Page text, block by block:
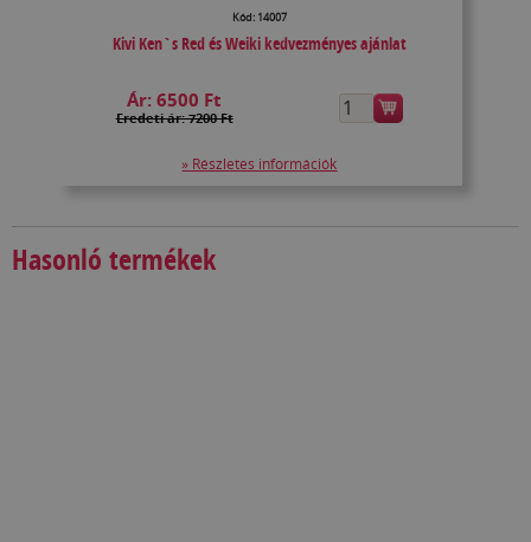
Kód: 14007
Kivi Ken`s Red és Weiki kedvezményes ajánlat
Ár:6500 Ft
Eredeti ár: 7200 Ft
» Részletes információk
Hasonló termékek